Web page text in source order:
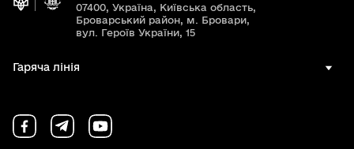
07400, Україна, Київська область,
Броварський район, м. Бровари,
вул. Героїв України, 15
Гаряча лінія